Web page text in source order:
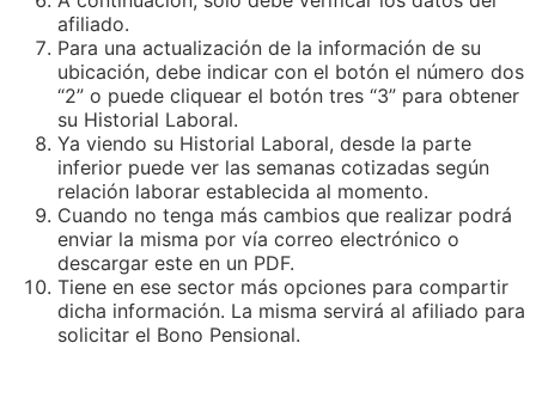
afiliado.
Para una actualización de la información de su
ubicación, debe indicar con el botón el número dos
“2” o puede cliquear el botón tres “3” para obtener
su Historial Laboral.
Ya viendo su Historial Laboral, desde la parte
inferior puede ver las semanas cotizadas según
relación laborar establecida al momento.
Cuando no tenga más cambios que realizar podrá
enviar la misma por vía correo electrónico o
descargar este en un PDF.
Tiene en ese sector más opciones para compartir
dicha información. La misma servirá al afiliado para
solicitar el Bono Pensional.